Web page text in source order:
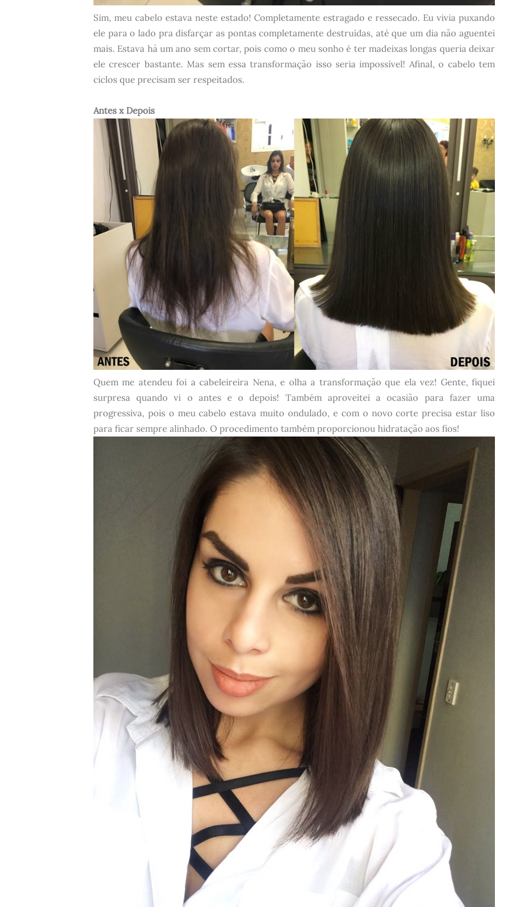
Sim, meu cabelo estava neste estado! Completamente estragado e ressecado. Eu vivia puxando
ele para o lado pra disfarçar as pontas completamente destruídas, até que um dia não aguentei
mais. Estava há um ano sem cortar, pois como o meu sonho é ter madeixas longas queria deixar
ele crescer bastante. Mas sem essa transformação isso seria impossível! Afinal, o cabelo tem
ciclos que precisam ser respeitados.
Antes x Depois
Quem me atendeu foi a cabeleireira Nena, e olha a transformação que ela vez! Gente, fiquei
surpresa quando vi o antes e o depois! Também aproveitei a ocasião para fazer uma
progressiva, pois o meu cabelo estava muito ondulado, e com o novo corte precisa estar liso
para ficar sempre alinhado. O procedimento também proporcionou hidratação aos fios!